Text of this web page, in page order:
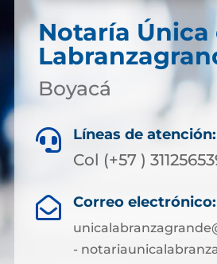
Notaría Única
Boyacá
 Líneas de atención:
Col (+57 )
 Correo electrónico:
-